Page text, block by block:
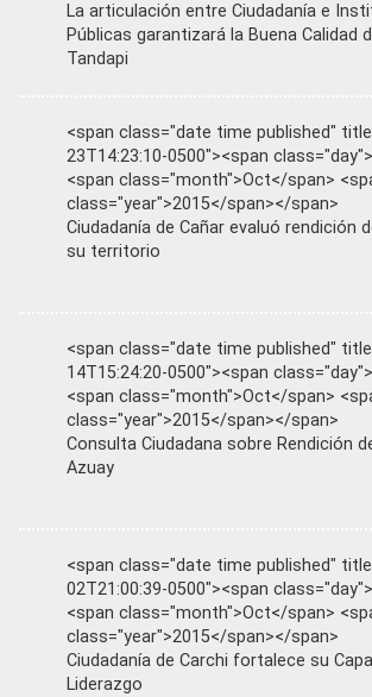
La articulación entre Ciudadanía e
Públicas garantizará la Buena Calidad
Tandapi
<span class="date time published"
23T14:23:10-0500"><span
<span class="month">Oct</span>
class="year">2015</span></span>
Ciudadanía de Cañar evaluó rendición
su territorio
<span class="date time published"
14T15:24:20-0500"><span
<span class="month">Oct</span>
class="year">2015</span></span>
Consulta Ciudadana sobre Rendición
Azuay
<span class="date time published"
02T21:00:39-0500"><span
<span class="month">Oct</span>
class="year">2015</span></span>
Ciudadanía de Carchi fortalece su
Liderazgo